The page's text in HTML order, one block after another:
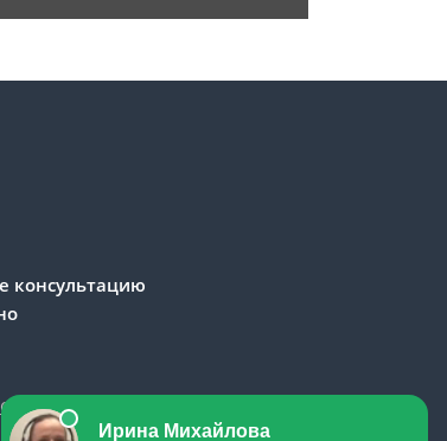
консультацию
персональных данных